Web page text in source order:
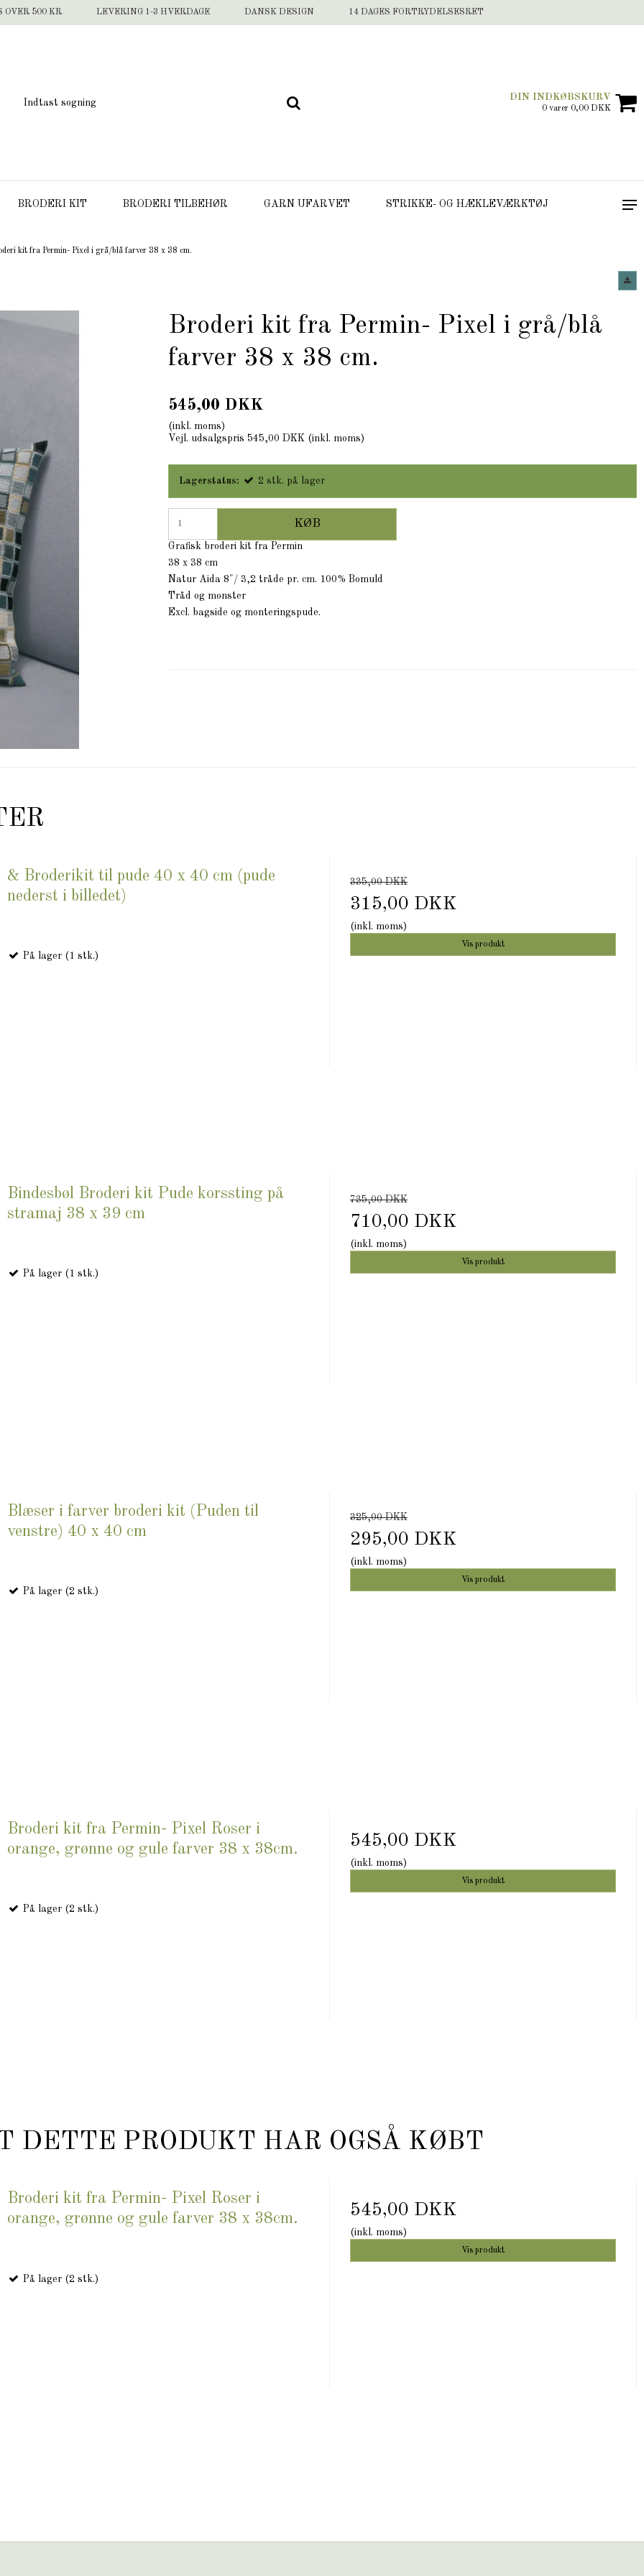
OVER 500 KR LEVERING 1-3 HVERDAGE DANSK DESIGN 14 DAGES FORTRYDELSESRET
DIN INDKØBSKURV
0 varer 0,00 DKK
BRODERI KIT BRODERI TILBEHØR GARN UFARVET STRIKKE- OG HÆKLEVÆRKTØJ
kit fra Permin- Pixel i grå/blå farver 38 x 38 cm.
Broderi kit fra Permin- Pixel i grå/blå
farver 38 x 38 cm.
545,00 DKK
(inkl. moms)
Vejl. udsalgspris 545,00 DKK (inkl. moms)
Lagerstatus: 2 stk. på lager
KØB
Grafisk broderi kit fra Permin
38 x 38 cm
Natur Aida 8"/ 3,2 tråde pr. cm. 100% Bomuld
Tråd og mønster
Excl. bagside og monteringspude.
& Broderikit til pude 40 x 40 cm (pude
nederst i billedet)
På lager (1 stk.)
335,00 DKK
315,00 DKK
(inkl. moms)
Vis produkt
Bindesbøl Broderi kit Pude korssting på
stramaj 38 x 39 cm
På lager (1 stk.)
735,00 DKK
710,00 DKK
(inkl. moms)
Vis produkt
Blæser i farver broderi kit (Puden til
venstre) 40 x 40 cm
På lager (2 stk.)
325,00 DKK
295,00 DKK
(inkl. moms)
Vis produkt
Broderi kit fra Permin- Pixel Roser i
orange, grønne og gule farver 38 x 38cm.
På lager (2 stk.)
545,00 DKK
(inkl. moms)
Vis produkt
DETTE PRODUKT HAR OGSÅ KØBT
Broderi kit fra Permin- Pixel Roser i
orange, grønne og gule farver 38 x 38cm.
På lager (2 stk.)
545,00 DKK
(inkl. moms)
Vis produkt